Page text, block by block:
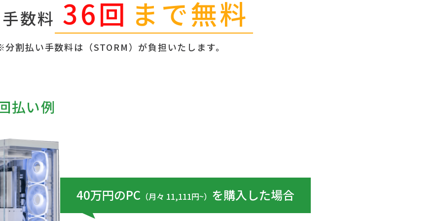
数料 36回 まで無料
割払い手数料は（STORM）が負担いたします。
払い例
40万円のPC（月々 11,111円~） を購入した場合